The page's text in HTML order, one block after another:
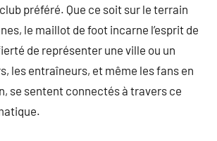
préféré. Que ce soit sur le terrain
le maillot de foot incarne l’esprit de
de représenter une ville ou un
les entraîneurs, et même les fans en
se sentent connectés à travers ce